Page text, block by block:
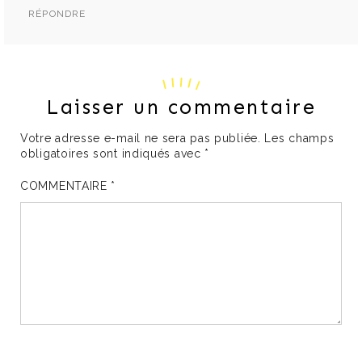
RÉPONDRE
Laisser un commentaire
Votre adresse e-mail ne sera pas publiée. Les champs
obligatoires sont indiqués avec *
COMMENTAIRE *